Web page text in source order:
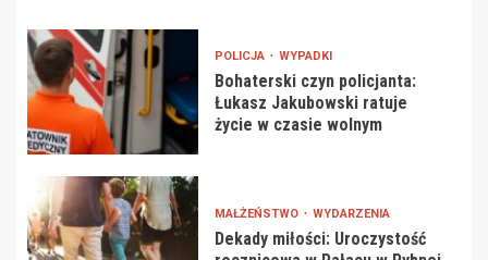
POLICJA WYPADKI
Bohaterski czyn policjanta:
Łukasz Jakubowski ratuje
życie w czasie wolnym
MAŁŻEŃSTWO WYDARZENIA
Dekady miłości: Uroczystość